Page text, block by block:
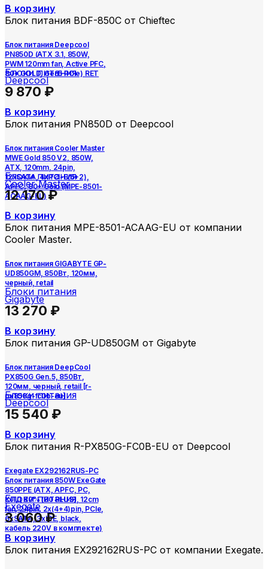
В корзину
Блок питания BDF-850C от Chieftec
Блок питания Deepcool
PN850D (ATX 3.1, 850W,
PWM 120mm fan, Active PFC,
80+ GOLD, Gen5 PCIe) RET
Блоки питания
Deepcool
9 870 ₽
В корзину
Блок питания PN850D от Deepcool
Блок питания Cooler Master
MWE Gold 850 V2, 850W,
ATX, 120mm, 24pin,
12xSATA, 4xPCI-E(6+2),
APFC, 80+ Gold (MPE-8501-
ACAAG-EU)
Блоки питания
Cooler Master
12 170₽
В корзину
Блок питания MPE-8501-ACAAG-EU от компании
Cooler Master.
Блок питания GIGABYTE GP-
UD850GM, 850Вт, 120мм,
черный, retail
Блоки питания
Gigabyte
13 270 ₽
В корзину
Блок питания GP-UD850GM от Gigabyte
Блок питания DeepCool
PX850G Gen.5, 850Вт,
120мм, черный, retail [r-
px850g-fc0b-eu]
Блоки питания
Deepcool
15 540 ₽
В корзину
Блок питания R-PX850G-FC0B-EU от Deepcool
Exegate EX292162RUS-PC
Блок питания 850W ExeGate
850PPE (ATX, APFC, PC,
КПД 80% (80 PLUS), 12cm
fan, 24pin, 2x(4+4)pin, PCIe,
6xSATA, 3xIDE, black,
кабель 220V в комплекте)
Блоки питания
Exegate
3 060₽
В корзину
Блок питания EX292162RUS-PC от компании Exegate.